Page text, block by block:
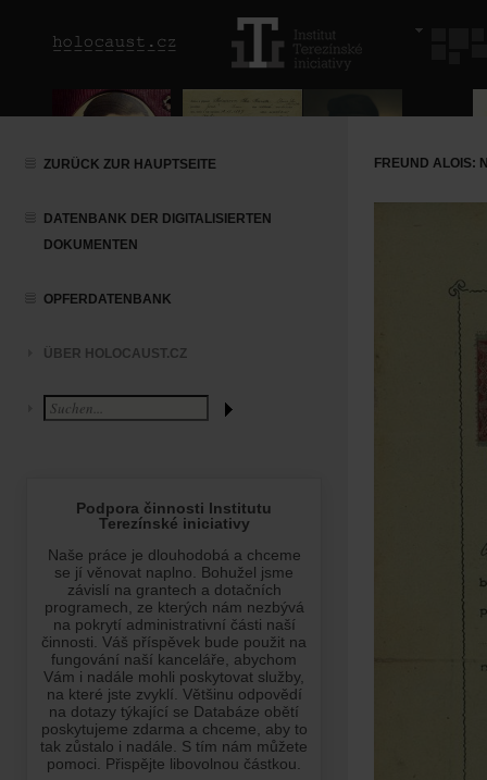
ZURÜCK ZUR HAUPTSEITE
DATENBANK DER DIGITALISIERTEN
DOKUMENTEN
OPFERDATENBANK
ÜBER HOLOCAUST.CZ
FREUND ALOIS: